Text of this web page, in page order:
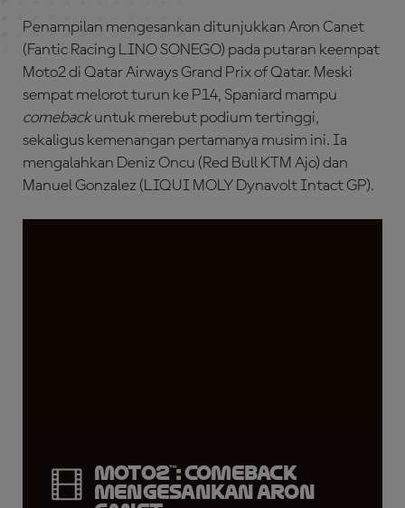
Penampilan mengesankan ditunjukkan Aron Canet
(Fantic Racing LINO SONEGO) pada putaran keempat
Moto2 di Qatar Airways Grand Prix of Qatar. Meski
sempat melorot turun ke P14, Spaniard mampu
comebackuntuk merebut podium tertinggi,
sekaligus kemenangan pertamanya musim ini. Ia
mengalahkan Deniz Oncu (Red Bull KTM Ajo) dan
Manuel Gonzalez (LIQUI MOLY Dynavolt Intact GP).
Moto2™: Comeback
Mengesankan Aron